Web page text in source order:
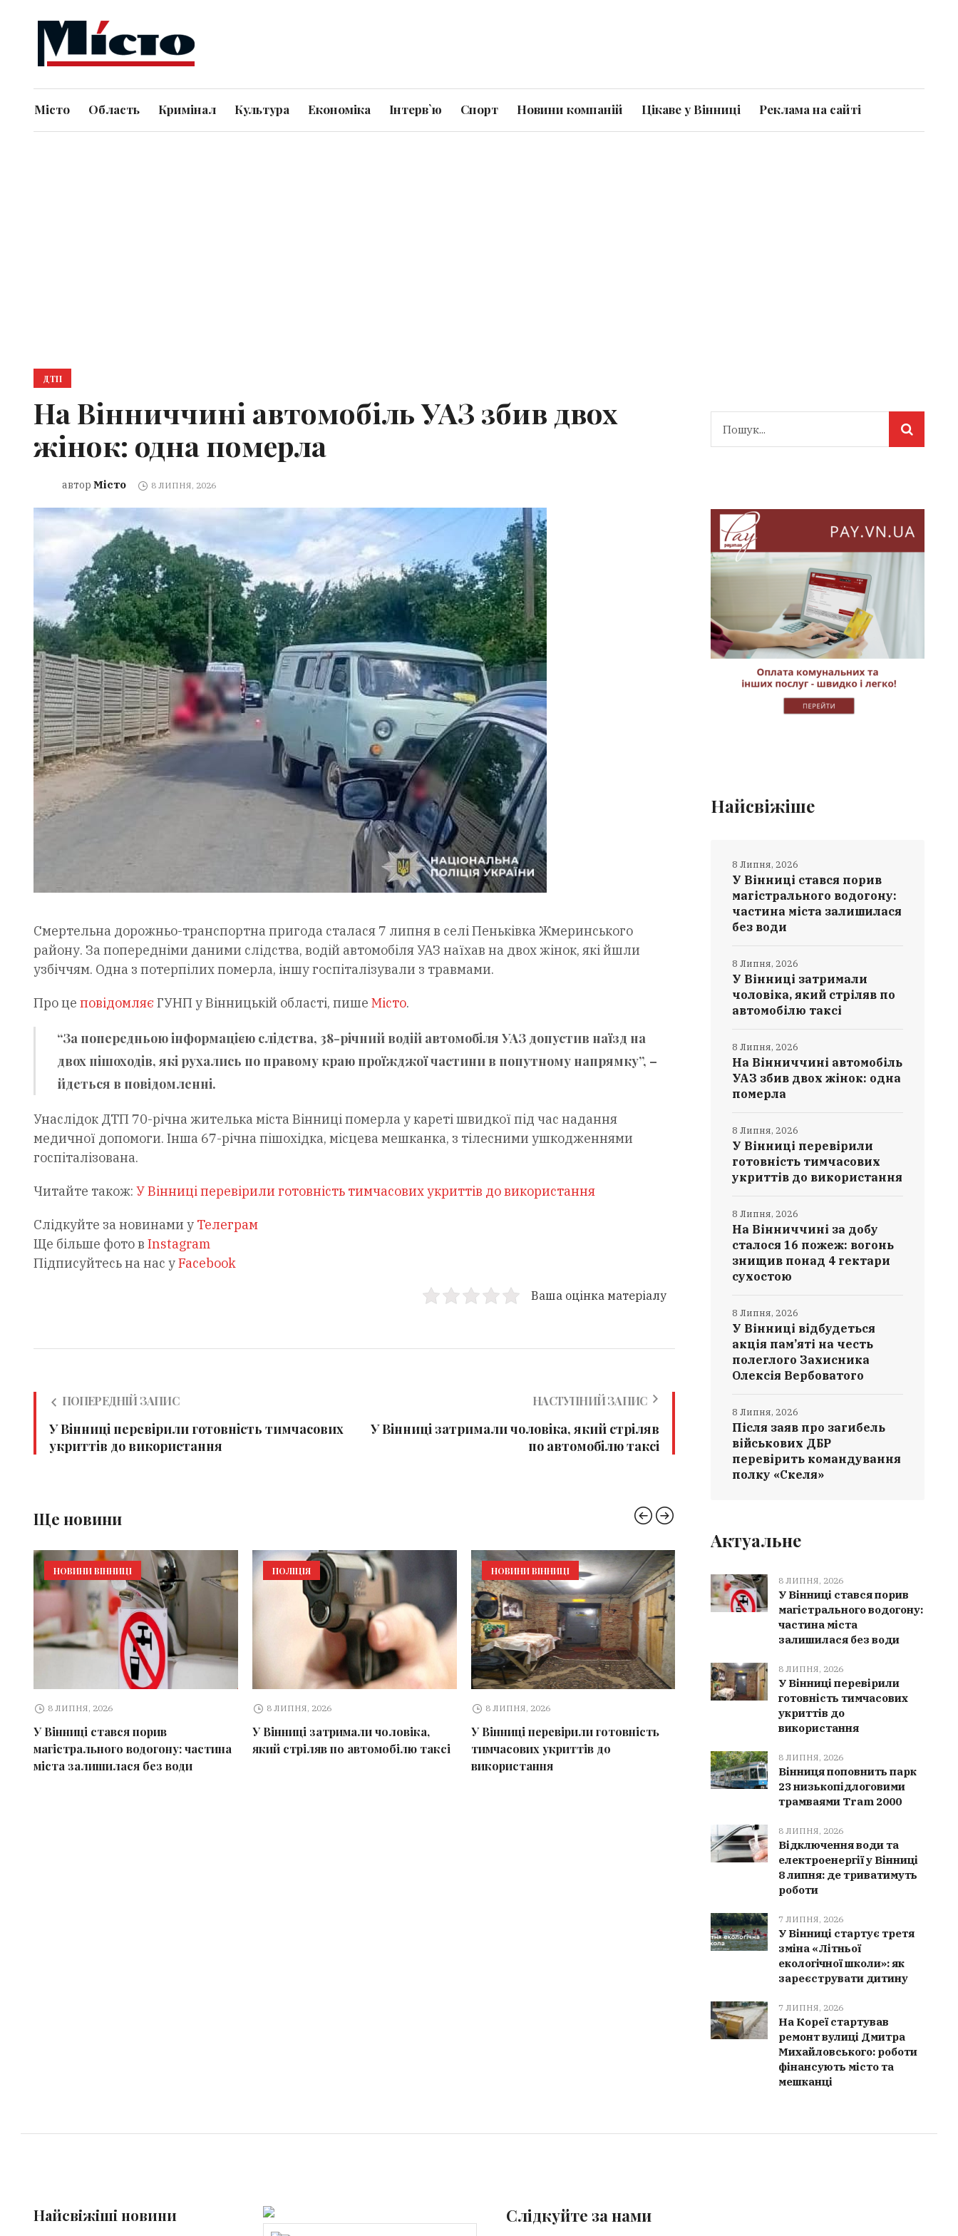
Місто Область Кримінал Культура Економіка Інтерв`ю Спорт Новини компаній Цікаве у Вінниці Реклама на сайті
ДТП
На Вінниччині автомобіль УАЗ збив двох
жінок: одна померла
автор Місто 8 ЛИПНЯ, 2026
Смертельна дорожньо-транспортна пригода сталася 7 липня в селі Пеньківка Жмеринського
району. За попередніми даними слідства, водій автомобіля УАЗ наїхав на двох жінок, які йшли
узбіччям. Одна з потерпілих померла, іншу госпіталізували з травмами.
Про це повідомляє ГУНП у Вінницькій області, пише Місто.
“За попередньою інформацією слідства, 38-річний водій автомобіля УАЗ допустив наїзд на
двох пішоходів, які рухались по правому краю проїжджої частини в попутному напрямку”, –
йдеться в повідомленні.
Унаслідок ДТП 70-річна жителька міста Вінниці померла у кареті швидкої під час надання
медичної допомоги. Інша 67-річна пішохідка, місцева мешканка, з тілесними ушкодженнями
госпіталізована.
Читайте також: У Вінниці перевірили готовність тимчасових укриттів до використання
Слідкуйте за новинами у Телеграм
Ще більше фото в Instagram
Підписуйтесь на нас уFacebook
Ваша оцінка матеріалу
ПОПЕРЕДНІЙ ЗАПИС
У Вінниці перевірили готовність тимчасових
укриттів до використання
НАСТУПНИЙ ЗАПИС
У Вінниці затримали чоловіка, який стріляв
по автомобілю таксі
Ще новини
НОВИНИ ВІННИЦІ
8 ЛИПНЯ, 2026
У Вінниці стався порив
магістрального водогону: частина
міста залишилася без води
ПОЛІЦІЯ
8 ЛИПНЯ, 2026
У Вінниці затримали чоловіка,
який стріляв по автомобілю таксі
НОВИНИ ВІННИЦІ
8 ЛИПНЯ, 2026
У Вінниці перевірили готовність
тимчасових укриттів до
використання
На Вінниччині за добу сталося 16
пожеж: вогонь знищив понад 4
гектари сухостою
Найсвіжіше
У Вінниці стався порив
магістрального водогону:
частина міста залишилася
без води
8 Липня, 2026
У Вінниці затримали
чоловіка, який стріляв по
автомобілю таксі
8 Липня, 2026
На Вінниччині автомобіль
УАЗ збив двох жінок: одна
померла
8 Липня, 2026
У Вінниці перевірили
готовність тимчасових
укриттів до використання
8 Липня, 2026
На Вінниччині за добу
сталося 16 пожеж: вогонь
знищив понад 4 гектари
сухостою
8 Липня, 2026
У Вінниці відбудеться
акція пам’яті на честь
полеглого Захисника
Олексія Вербоватого
8 Липня, 2026
Після заяв про загибель
військових ДБР
перевірить командування
полку «Скеля»
8 Липня, 2026
Актуальне
8 ЛИПНЯ, 2026
У Вінниці стався порив
магістрального водогону:
частина міста
залишилася без води
8 ЛИПНЯ, 2026
У Вінниці перевірили
готовність тимчасових
укриттів до
використання
8 ЛИПНЯ, 2026
Вінниця поповнить парк
23 низькопідлоговими
трамваями Tram 2000
8 ЛИПНЯ, 2026
Відключення води та
електроенергії у Вінниці
8 липня: де триватимуть
роботи
7 ЛИПНЯ, 2026
У Вінниці стартує третя
зміна «Літньої
екологічної школи»: як
зареєструвати дитину
7 ЛИПНЯ, 2026
На Кореї стартував
ремонт вулиці Дмитра
Михайловського: роботи
фінансують місто та
мешканці
Найсвіжіші новини Слідкуйте за нами